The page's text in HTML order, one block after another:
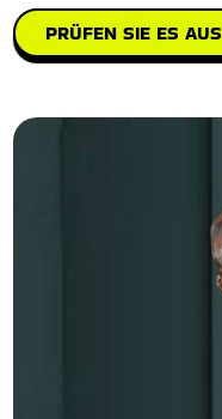
PRÜFEN SIE ES AUS